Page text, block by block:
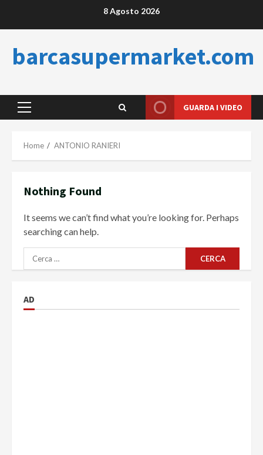
8 Agosto 2026
barcasupermarket.com
Primary
GUARDA I VIDEO
Home ANTONIO RANIERI
Nothing Found
It seems we can’t find what you’re looking for. Perhaps
searching can help.
Ricerca
per:
AD